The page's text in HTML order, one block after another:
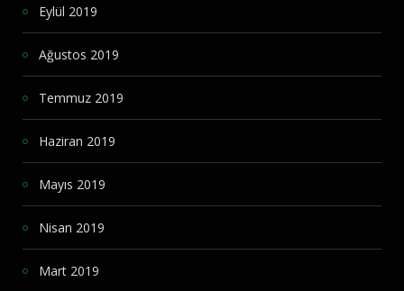
Eylül 2019
Ağustos 2019
Temmuz 2019
Haziran 2019
Mayıs 2019
Nisan 2019
Mart 2019